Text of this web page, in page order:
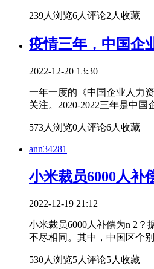
239人浏览6人评论2人收藏
疫情三年，中国企
2022-12-20 13:30
一年一度的《中国企业人力
关注。2020-2022三年是中
573人浏览0人评论6人收藏
ann34281
小米裁员6000人补
2022-12-19 21:12
小米裁员6000人补偿为n 2
不尽相同。其中，中国区个
530人浏览5人评论5人收藏